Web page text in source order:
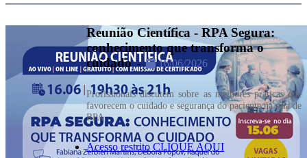
Reunião Científica - RPA Segura:
conhecimento que transforma o
cuidado- 16/06/2026
Profissionais discutem sobre as melhores práticas que
favorecem o cuidado e segurança do paciente na sala de
RPA.
Acesso restrito CLIQUE AQUI